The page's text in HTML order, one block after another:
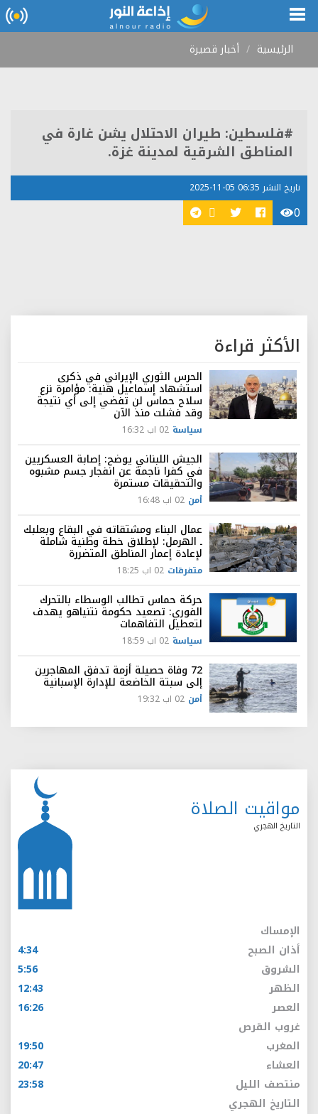
الرئيسية أخبار قصيرة
#فلسطين: طيران الاحتلال يشن غارة في
المناطق الشرقية لمدينة غزة.
تاريخ النشر 06:35 05-11-2025
0
الأكثر قراءة
الحرس الثوري الإيراني في ذكرى
استشهاد إسماعيل هنية: مؤامرة نزع
سلاح حماس لن تفضي إلى أي نتيجة
وقد فشلت منذ الآن
سياسة 02 اب 16:32
الجيش اللبناني يوضح: إصابة العسكريين
في كفرا ناجمة عن انفجار جسم مشبوه
والتحقيقات مستمرة
أمن 02 اب 16:48
عمال البناء ومشتقاته في البقاع وبعلبك
ـ الهرمل: لإطلاق خطة وطنية شاملة
لإعادة إعمار المناطق المتضررة
متفرقات 02 اب 18:25
حركة حماس تطالب الوسطاء بالتحرك
الفوري: تصعيد حكومة نتنياهو يهدف
لتعطيل التفاهمات
سياسة 02 اب 18:59
72 وفاة حصيلة أزمة تدفق المهاجرين
إلى سبتة الخاضعة للإدارة الإسبانية
أمن 02 اب 19:32
مواقيت الصلاة
التاريخ الهجري
الإمساك
أذان الصبح
4:34
الشروق
5:56
الظهر
12:43
العصر
16:26
غروب القرص
المغرب
19:50
العشاء
20:47
منتصف الليل
23:58
التاريخ الهجري